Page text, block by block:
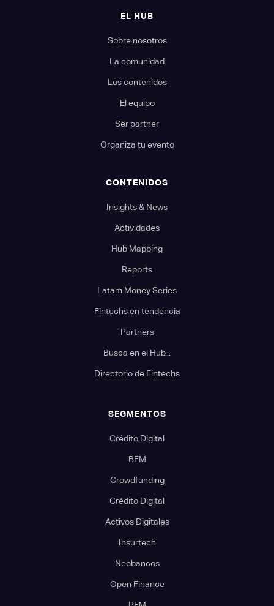
EL HUB
Sobre nosotros
La comunidad
Los contenidos
El equipo
Ser partner
Organiza tu evento
CONTENIDOS
Insights & News
Actividades
Hub Mapping
Reports
Latam Money Series
Fintechs en tendencia
Partners
Busca en el Hub...
Directorio de Fintechs
SEGMENTOS
Crédito Digital
BFM
Crowdfunding
Crédito Digital
Activos Digitales
Insurtech
Neobancos
Open Finance